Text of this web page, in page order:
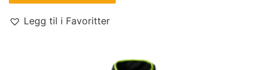
Legg til i Favoritter